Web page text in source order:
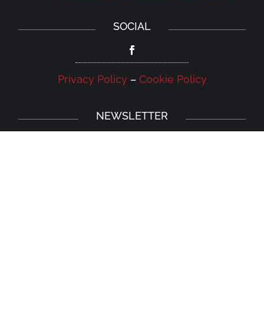
SOCIAL
Privacy Policy– Cookie Policy
NEWSLETTER